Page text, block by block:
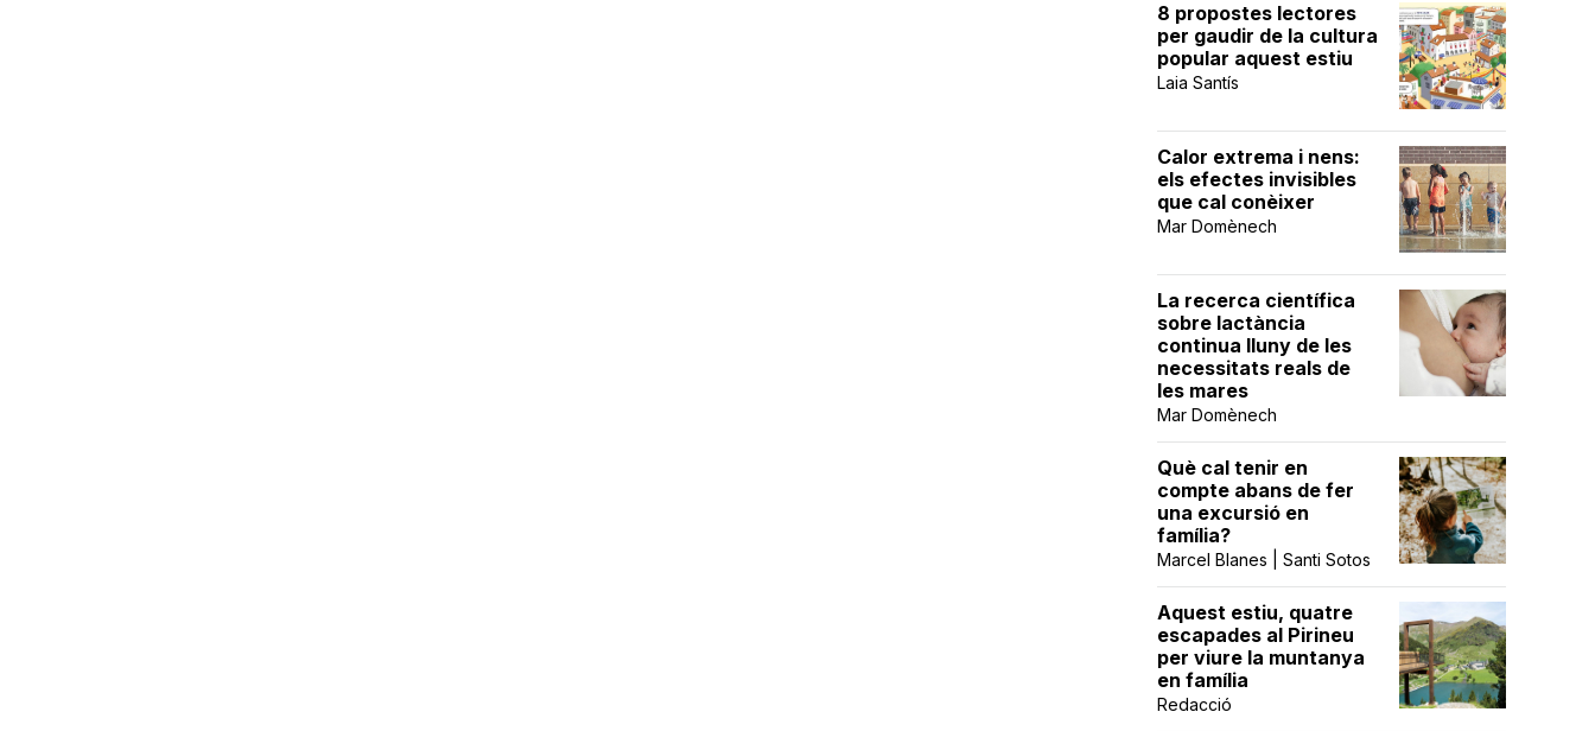
8 propostes lectores
per gaudir de la cultura
popular aquest estiu
Laia Santís
Calor extrema i nens:
els efectes invisibles
que cal conèixer
Mar Domènech
La recerca científica
sobre lactància
continua lluny de les
necessitats reals de
les mares
Mar Domènech
Què cal tenir en
compte abans de fer
una excursió en
família?
Marcel Blanes | Santi Sotos
Aquest estiu, quatre
escapades al Pirineu
per viure la muntanya
en família
Redacció